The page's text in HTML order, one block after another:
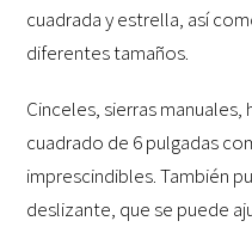
cuadrada y estrella, así
diferentes tamaños.
Cinceles, sierras manuales,
cuadrado de 6 pulgadas
imprescindibles. También
deslizante, que se puede